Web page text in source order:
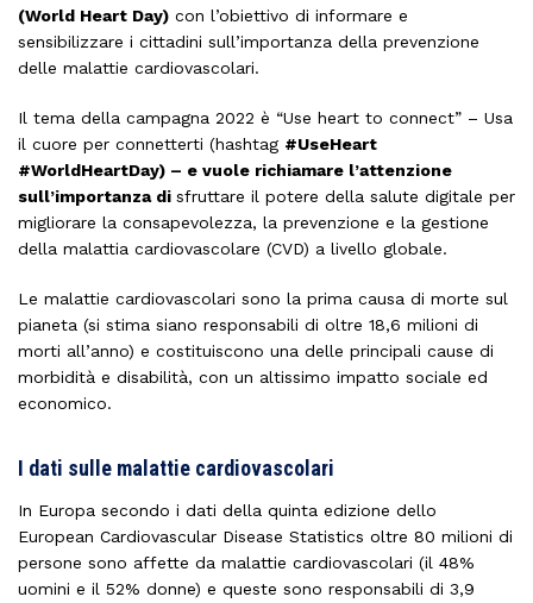
(World Heart Day) con l’obiettivo di informare e
sensibilizzare i cittadini sull’importanza della prevenzione
delle malattie cardiovascolari.
Il tema della campagna 2022 è “Use heart to connect” – Usa
il cuore per connetterti (hashtag #UseHeart
#WorldHeartDay) – e vuole richiamare l’attenzione
sull’importanza di sfruttare il potere della salute digitale per
migliorare la consapevolezza, la prevenzione e la gestione
della malattia cardiovascolare (CVD) a livello globale.
Le malattie cardiovascolari sono la prima causa di morte sul
pianeta (si stima siano responsabili di oltre 18,6 milioni di
morti all’anno) e costituiscono una delle principali cause di
morbidità e disabilità, con un altissimo impatto sociale ed
economico.
I dati sulle malattie cardiovascolari
In Europa secondo i dati della quinta edizione dello
European Cardiovascular Disease Statistics oltre 80 milioni di
persone sono affette da malattie cardiovascolari (il 48%
uomini e il 52% donne) e queste sono responsabili di 3,9